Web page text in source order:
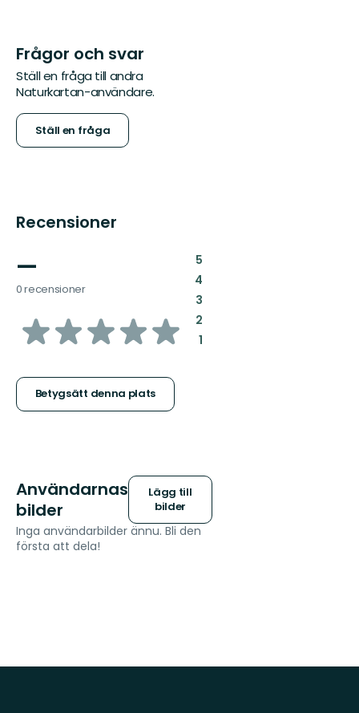
Frågor och svar
Ställ en fråga till andra
Naturkartan-användare.
Ställ en fråga
Recensioner
—
0 recensioner
av
stjärnor
Betygsätt denna plats
5:
4:
3:
2:
1:
Användarnas
bilder
Lägg till
bilder
Inga användarbilder ännu. Bli den
första att dela!